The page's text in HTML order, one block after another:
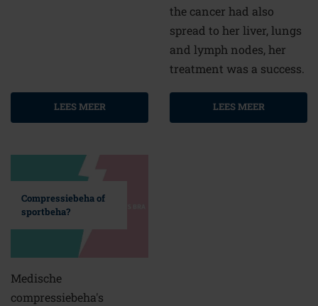
LEES MEER
the cancer had also
spread to her liver, lungs
and lymph nodes, her
treatment was a success.
LEES MEER
Compressiebeha of
sportbeha?
Medische
compressiebeha's